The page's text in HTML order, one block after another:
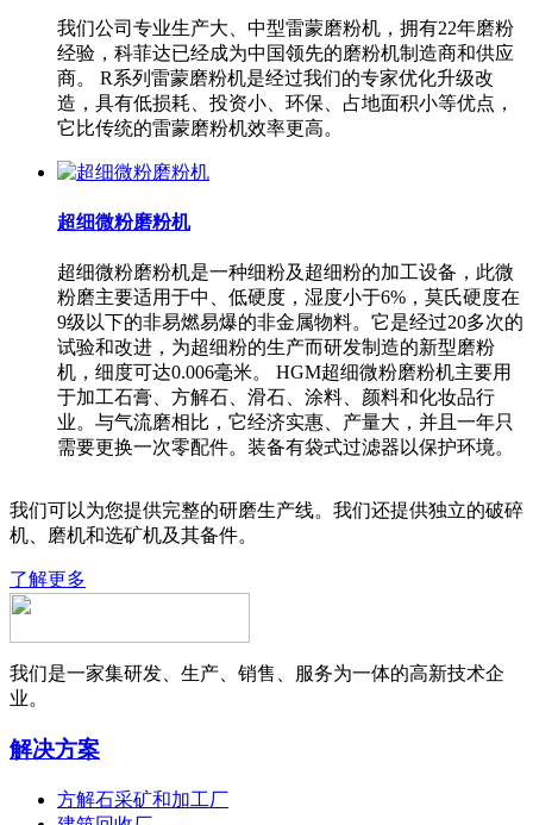
我们公司专业生产大、中型雷蒙磨粉机，拥有22年磨粉
经验，科菲达已经成为中国领先的磨粉机制造商和供应
商。 R系列雷蒙磨粉机是经过我们的专家优化升级改
造，具有低损耗、投资小、环保、占地面积小等优点，
它比传统的雷蒙磨粉机效率更高。
超细微粉磨粉机
超细微粉磨粉机是一种细粉及超细粉的加工设备，此微
粉磨主要适用于中、低硬度，湿度小于6%，莫氏硬度在
9级以下的非易燃易爆的非金属物料。它是经过20多次的
试验和改进，为超细粉的生产而研发制造的新型磨粉
机，细度可达0.006毫米。 HGM超细微粉磨粉机主要用
于加工石膏、方解石、滑石、涂料、颜料和化妆品行
业。与气流磨相比，它经济实惠、产量大，并且一年只
需要更换一次零配件。装备有袋式过滤器以保护环境。
我们可以为您提供完整的研磨生产线。我们还提供独立的破碎
机、磨机和选矿机及其备件。
了解更多
我们是一家集研发、生产、销售、服务为一体的高新技术企
业。
解决方案
方解石采矿和加工厂